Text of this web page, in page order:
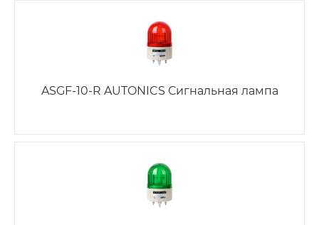
ASGF-10-R AUTONICS Сигнальная лампа